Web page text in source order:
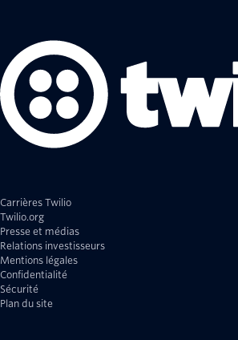
Carrières Twilio
Twilio.org
Presse et médias
Relations investisseurs
Mentions légales
Confidentialité
Sécurité
Plan du site